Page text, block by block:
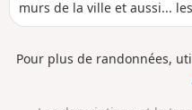
murs de la ville et aussi...
de signalisation ! Clet, C215,
embellissent les rues de
savoir avant de débuter ce
Pour plus de randonnées,